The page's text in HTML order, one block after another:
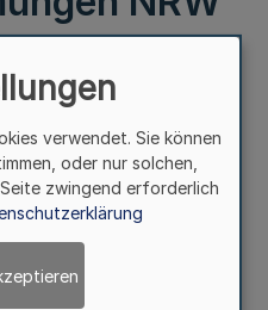
Kommunales, Bau und
verwendet. Sie können
oder nur solchen,
zwingend erforderlich